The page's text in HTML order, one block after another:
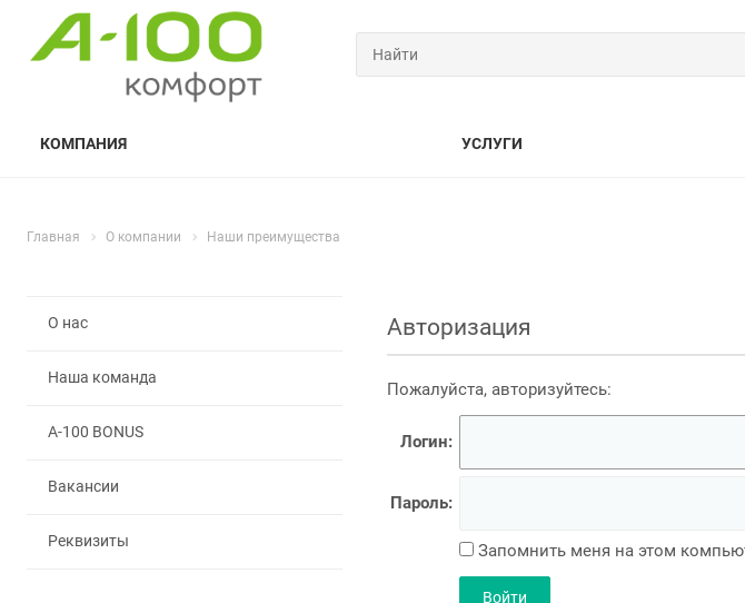
КОМПАНИЯ УСЛУГИ
Главная О компании Наши преимущества
Авторизация
Пожалуйста, авторизуйтесь:
Логин:
Пароль:
Запомнить меня на этом
О нас
Наша команда
A-100 BONUS
Вакансии
Реквизиты